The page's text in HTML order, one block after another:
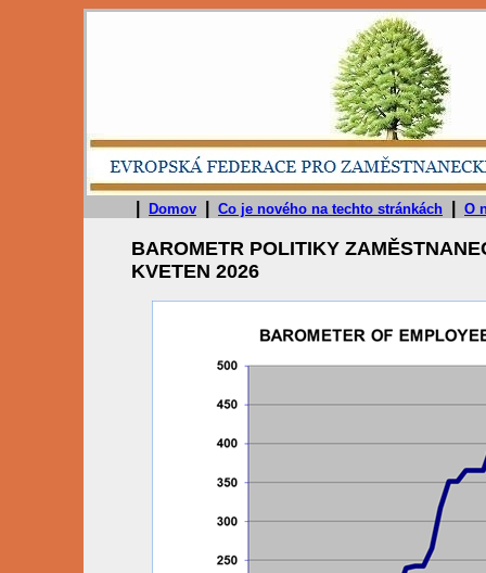
Domov Co je nového na techto stránkách O
BAROMETR POLITIKY
KVETEN 2026